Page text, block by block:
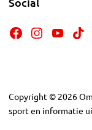
Copyright © 2026
sport en informatie